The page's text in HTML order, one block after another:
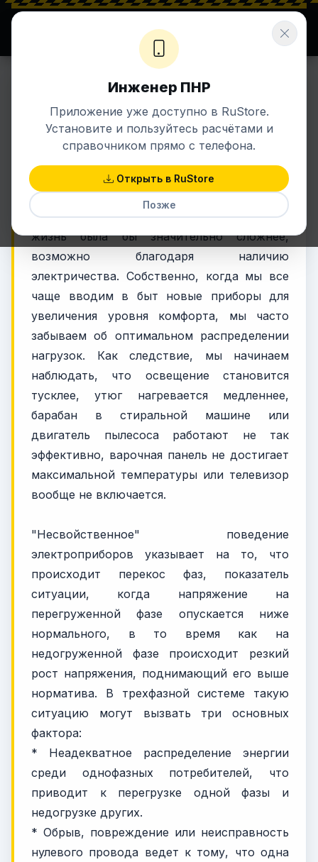
⚡ ENERGETIK.UZ
Инженер ПНР
Приложение уже доступно в RuStore.
Установите и пользуйтесь расчётами и
справочником прямо с телефона.
Открыть в RuStore
Позже
Что такое перекос фаз?
Ароматная чашка кофе, хрустящие тосты,
безупречно чистая сглаженная одежда –
все это и многое другое, без чего наша
жизнь была бы значительно сложнее,
возможно благодаря наличию
электричества. Собственно, когда мы все
чаще вводим в быт новые приборы для
увеличения уровня комфорта, мы часто
забываем об оптимальном распределении
нагрузок. Как следствие, мы начинаем
наблюдать, что освещение становится
тусклее, утюг нагревается медленнее,
барабан в стиральной машине или
двигатель пылесоса работают не так
эффективно, варочная панель не достигает
максимальной температуры или телевизор
вообще не включается.
"Несвойственное" поведение
электроприборов указывает на то, что
происходит перекос фаз, показатель
ситуации, когда напряжение на
перегруженной фазе опускается ниже
нормального, в то время как на
недогруженной фазе происходит резкий
рост напряжения, поднимающий его выше
норматива. В трехфазной системе такую
ситуацию могут вызвать три основных
фактора:
* Неадекватное распределение энергии
среди однофазных потребителей, что
приводит к перегрузке одной фазы и
недогрузке других.
* Обрыв, повреждение или неисправность
нулевого провода ведет к тому, что одна